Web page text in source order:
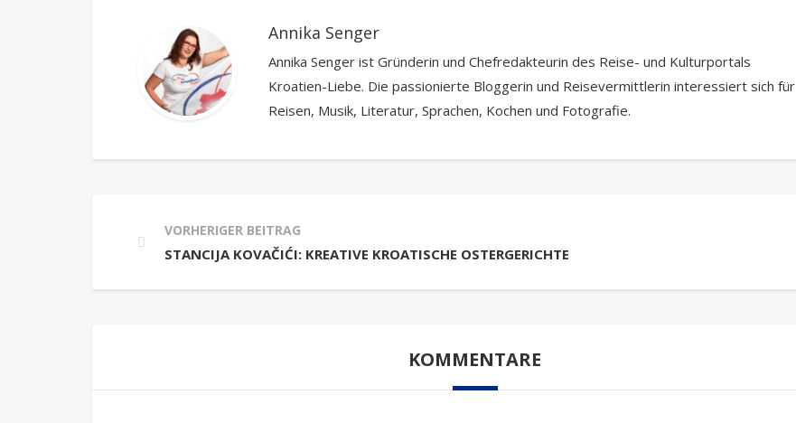
Annika Senger
Annika Senger ist Gründerin und Chefredakteurin des Reise- und Kulturportals
Kroatien-Liebe. Die passionierte Bloggerin und Reisevermittlerin interessiert sich für
Reisen, Musik, Literatur, Sprachen, Kochen und Fotografie.
VORHERIGER BEITRAG
STANCIJA KOVAČIĆI: KREATIVE KROATISCHE OSTERGERICHTE
KOMMENTARE